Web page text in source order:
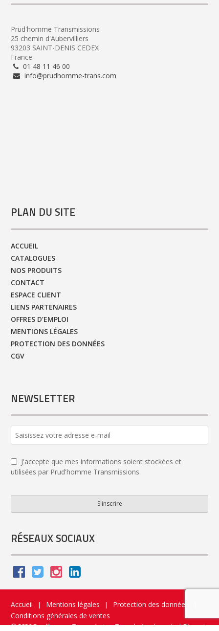
Prud'homme Transmissions
25 chemin d'Aubervilliers
93203 SAINT-DENIS CEDEX
France
01 48 11 46 00
info@prudhomme-trans.com
PLAN DU SITE
ACCUEIL
CATALOGUES
NOS PRODUITS
CONTACT
ESPACE CLIENT
LIENS PARTENAIRES
OFFRES D’EMPLOI
MENTIONS LÉGALES
PROTECTION DES DONNÉES
CGV
NEWSLETTER
J'accepte que mes informations soient stockées et
utilisées par Prud'homme Transmissions.
S'inscrire
Website *
RÉSEAUX SOCIAUX
Accueil | Mentions légales | Protection des données
Conditions générales de ventes
© 2026 Prud’homme Transmission. Tous droits réservés|Flippad